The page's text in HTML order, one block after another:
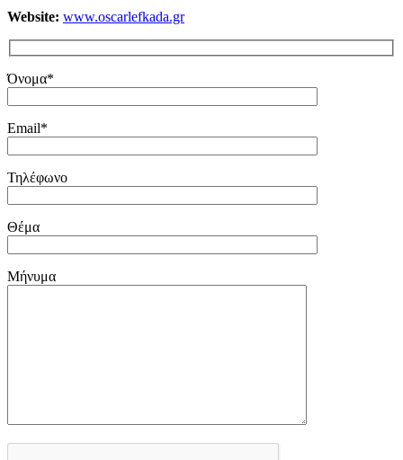
Website: www.oscarlefkada.gr
Όνομα*
Email*
Τηλέφωνο
Θέμα
Μήνυμα